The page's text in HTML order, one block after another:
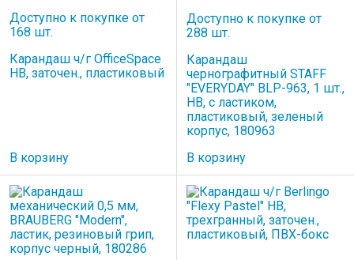
Доступно к покупке от
168 шт.
Карандаш ч/г OfficeSpace
HB, заточен., пластиковый
В корзину
Доступно к покупке от
288 шт.
Карандаш
чернографитный STAFF
"EVERYDAY" BLP-963, 1 шт.,
НВ, с ластиком,
пластиковый, зеленый
корпус, 180963
В корзину